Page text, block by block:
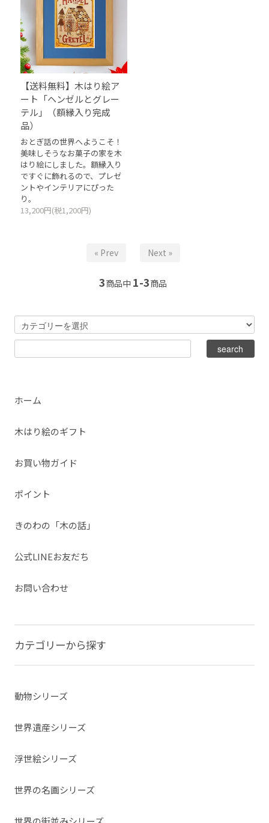
【送料無料】木はり絵ア
ート「ヘンゼルとグレー
テル」（額縁入り完成
品）
おとぎ話の世界へようこそ！
美味しそうなお菓子の家を木
はり絵にしました。額縁入り
ですぐに飾れるので、プレゼ
ントやインテリアにぴった
り。
13,200円(税1,200円)
« Prev Next »
3商品中 1-3商品
ホーム
木はり絵のギフト
お買い物ガイド
ポイント
きのわの「木の話」
公式LINEお友だち
お問い合わせ
カテゴリーから探す
動物シリーズ
世界遺産シリーズ
浮世絵シリーズ
世界の名画シリーズ